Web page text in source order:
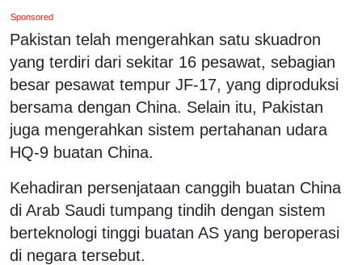
Sponsored
Pakistan telah mengerahkan satu skuadron
yang terdiri dari sekitar 16 pesawat, sebagian
besar pesawat tempur JF-17, yang diproduksi
bersama dengan China. Selain itu, Pakistan
juga mengerahkan sistem pertahanan udara
HQ-9 buatan China.
Kehadiran persenjataan canggih buatan China
di Arab Saudi tumpang tindih dengan sistem
berteknologi tinggi buatan AS yang beroperasi
di negara tersebut.